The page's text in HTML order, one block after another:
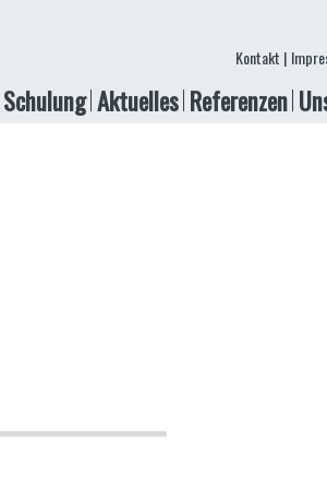
Kontakt |
Schulung Aktuelles Referenzen